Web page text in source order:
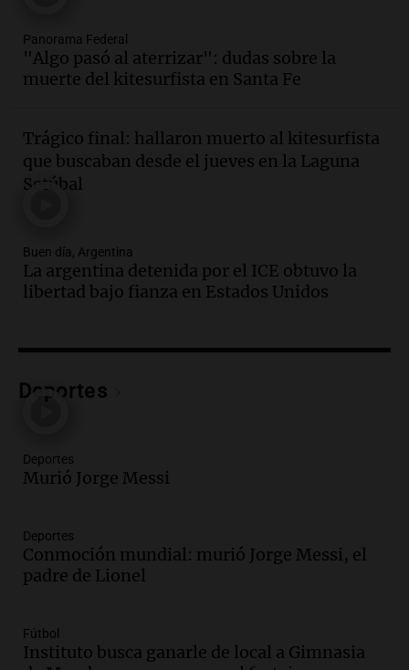
Audio.Murió Jorge Messi
Una mañana para todos
Audio.Mateo, a los 25 años, lucha
contra el tiempo: necesita un trasplante
para poder seguir viviend
Audio.Estiman que la inflación nacional
de julio será menor al 2,9% registrado
en CABA
protocolo contra ciberbullying y
Audio.Desayuno ideal: nutrición
Panorama Federal
Episodios
Audio.Altas Cumbres: rescataron a una
un precipicio
Una mañana para todos
Panorama Federal
"Algo pasó al aterrizar": dudas sobre la
muerte del kitesurfista en Santa Fe
Trágico final: hallaron muerto al kitesurfista
que buscaban desde el jueves en la Laguna
Setúbal
Buen día, Argentina
La argentina detenida por el ICE obtuvo la
libertad bajo fianza en Estados Unidos
Deportes
Deportes
Murió Jorge Messi
Deportes
Conmoción mundial: murió Jorge Messi, el
padre de Lionel
Fútbol
Instituto busca ganarle de local a Gimnasia